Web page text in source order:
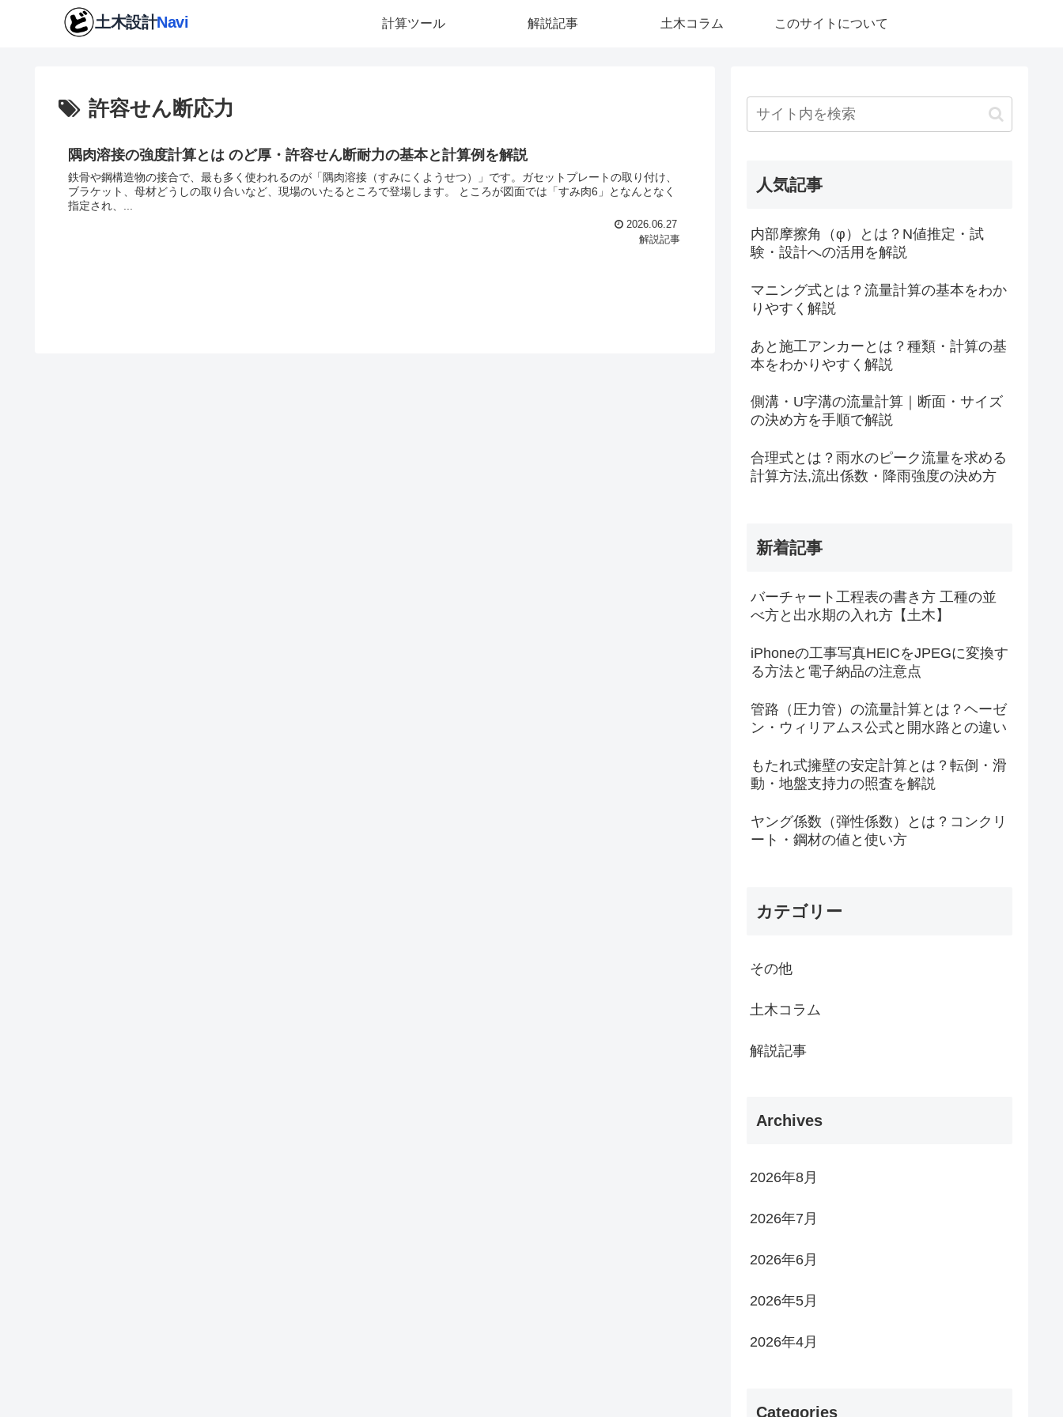
計算ツール 解説記事 土木コラム このサイトについて
許容せん断応力
隅肉溶接の強度計算とは のど厚・許容せん断耐力の基本と計算例を解説
鉄骨や鋼構造物の接合で、最も多く使われるのが「隅肉溶接（すみにくようせつ）」です。ガセットプレートの取り付け、
ブラケット、母材どうしの取り合いなど、現場のいたるところで登場します。 ところが図面では「すみ肉6」となんとなく
指定され、...
2026.06.27
解説記事
人気記事
内部摩擦角（φ）とは？N値推定・試
験・設計への活用を解説
マニング式とは？流量計算の基本をわか
りやすく解説
あと施工アンカーとは？種類・計算の基
本をわかりやすく解説
側溝・U字溝の流量計算｜断面・サイズ
の決め方を手順で解説
合理式とは？雨水のピーク流量を求める
計算方法,流出係数・降雨強度の決め方
新着記事
バーチャート工程表の書き方 工種の並
べ方と出水期の入れ方【土木】
iPhoneの工事写真HEICをJPEGに変換す
る方法と電子納品の注意点
管路（圧力管）の流量計算とは？ヘーゼ
ン・ウィリアムス公式と開水路との違い
もたれ式擁壁の安定計算とは？転倒・滑
動・地盤支持力の照査を解説
ヤング係数（弾性係数）とは？コンクリ
ート・鋼材の値と使い方
カテゴリー
その他
土木コラム
解説記事
Archives
2026年8月
2026年7月
2026年6月
2026年5月
2026年4月
Categories